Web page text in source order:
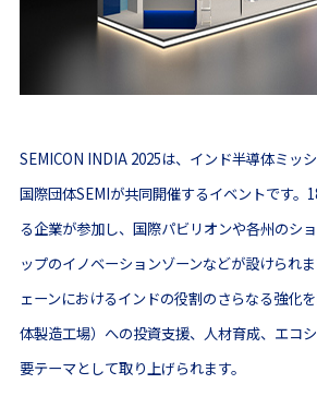
SEMICON INDIA 2025は、インド半導体ミッ
国際団体SEMIが共同開催するイベントです。
る企業が参加し、国際パビリオンや各州のシ
ップのイノベーションゾーンなどが設けられ
ェーンにおけるインドの役割のさらなる強化
体製造工場）への投資支援、人材育成、エコ
要テーマとして取り上げられます。